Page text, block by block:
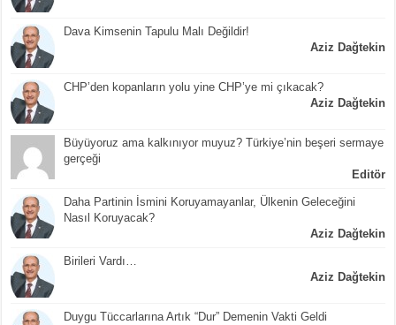
Dava Kimsenin Tapulu Malı Değildir!
Aziz Dağtekin
CHP’den kopanların yolu yine CHP’ye mi çıkacak?
Aziz Dağtekin
Büyüyoruz ama kalkınıyor muyuz? Türkiye’nin beşeri sermaye
gerçeği
Editör
Daha Partinin İsmini Koruyamayanlar, Ülkenin Geleceğini
Nasıl Koruyacak?
Aziz Dağtekin
Birileri Vardı…
Aziz Dağtekin
Duygu Tüccarlarına Artık “Dur” Demenin Vakti Geldi